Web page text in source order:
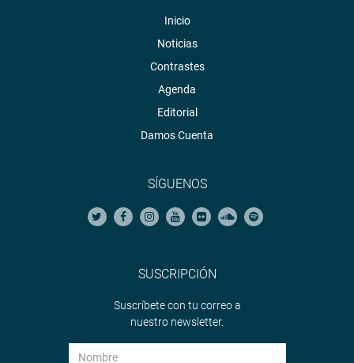
Inicio
Noticias
Contrastes
Agenda
Editorial
Damos Cuenta
SÍGUENOS
SUSCRIPCIÓN
Suscríbete con tu correo a
nuestro newsletter.